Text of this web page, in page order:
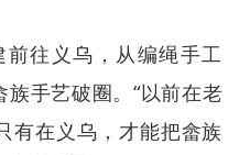
往义乌，从编绳手工
手艺破圈。“以前在老
有在义乌，才能把畲族